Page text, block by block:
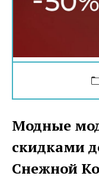
Модные
скидками
Снежной